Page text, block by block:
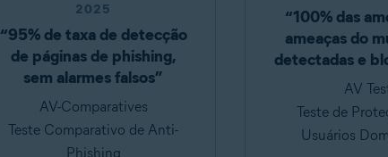
2025
“95% de taxa de detecção
de páginas de phishing,
sem alarmes falsos”
AV-Comparatives
Teste Comparativo de Anti-
Phishing
“100% das
ameaças do
detectadas e
AV
Teste de
Usuários